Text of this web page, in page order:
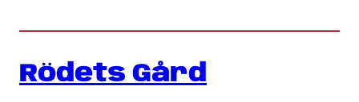
Rödets Gård